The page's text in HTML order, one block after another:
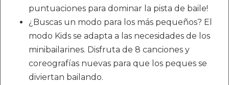
puntuaciones para dominar la pista de baile!
¿Buscas un modo para los más pequeños? El
modo Kids se adapta a las necesidades de los
minibailarines. Disfruta de 8 canciones y
coreografías nuevas para que los peques se
diviertan bailando.